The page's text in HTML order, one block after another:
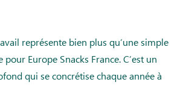
représente bien plus qu’une simple
Europe Snacks France. C’est un
qui se concrétise chaque année à